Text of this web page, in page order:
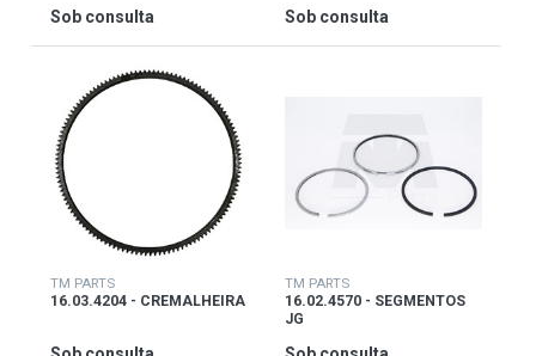
Sob consulta Sob consulta
TM PARTS
16.03.4204 - CREMALHEIRA
TM PARTS
16.02.4570 - SEGMENTOS
JG